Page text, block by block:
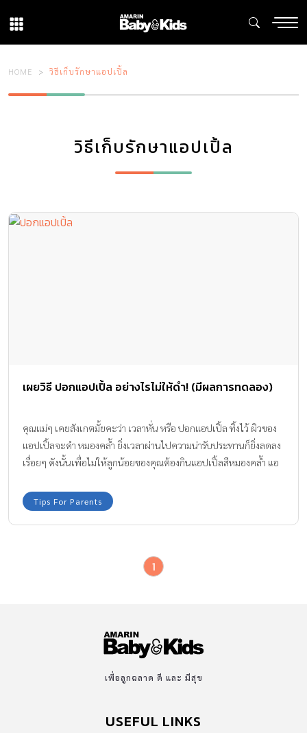
HOME วิธีเก็บรักษาแอปเปิ้ล
วิธีเก็บรักษาแอปเปิ้ล
เผยวิธี ปอกแอปเปิ้ล อย่างไรไม่ให้ดำ! (มีผลการทดลอง)
คุณแม่ๆ เคยสังเกตมั้ยคะว่า เวลาหั่น หรือ ปอกแอปเปิ้ล ทิ้งไว้ ผิวของ
แอปเปิ้ลจะดำ หมองคล้ำ ยิ่งเวลาผ่านไปความน่ารับประทานก็ยิ่งลดลง
เรื่อยๆ ดังนั้นเพื่อไม่ให้ลูกน้อยของคุณต้องกินแอปเปิ้ลสีหมองคล้ำ แอ
แอปเปิ้ลไม่ให้ดำ มาฝากค่ะ จะมีวิธีอย่างไร ตามมาดูกันเลย
Tips For Parents
1
เพื่อลูกฉลาด ดี และ มีสุข
USEFUL LINKS